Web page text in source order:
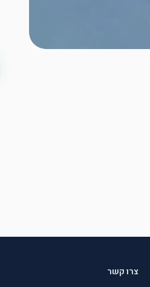
צרו קשר